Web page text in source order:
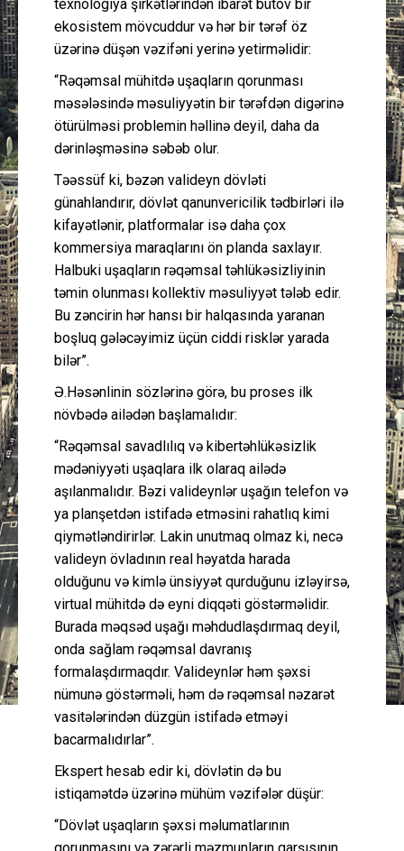
Gündəm
Cəmiyyət
Peşə etikası
texnologiya şirkətlərindən ibarət bütöv bir
ekosistem mövcuddur və hər bir tərəf öz
üzərinə düşən vəzifəni yerinə yetirməlidir:
“Rəqəmsal mühitdə uşaqların qorunması
məsələsində məsuliyyətin bir tərəfdən digərinə
ötürülməsi problemin həllinə deyil, daha da
dərinləşməsinə səbəb olur.
Təəssüf ki, bəzən valideyn dövləti
günahlandırır, dövlət qanunvericilik tədbirləri ilə
kifayətlənir, platformalar isə daha çox
kommersiya maraqlarını ön planda saxlayır.
Halbuki uşaqların rəqəmsal təhlükəsizliyinin
təmin olunması kollektiv məsuliyyət tələb edir.
Bu zəncirin hər hansı bir halqasında yaranan
boşluq gələcəyimiz üçün ciddi risklər yarada
bilər”.
Ə.Həsənlinin sözlərinə görə, bu proses ilk
növbədə ailədən başlamalıdır:
“Rəqəmsal savadlılıq və kibertəhlükəsizlik
mədəniyyəti uşaqlara ilk olaraq ailədə
aşılanmalıdır. Bəzi valideynlər uşağın telefon və
ya planşetdən istifadə etməsini rahatlıq kimi
qiymətləndirirlər. Lakin unutmaq olmaz ki, necə
valideyn övladının real həyatda harada
olduğunu və kimlə ünsiyyət qurduğunu izləyirsə,
virtual mühitdə də eyni diqqəti göstərməlidir.
Burada məqsəd uşağı məhdudlaşdırmaq deyil,
onda sağlam rəqəmsal davranış
formalaşdırmaqdır. Valideynlər həm şəxsi
nümunə göstərməli, həm də rəqəmsal nəzarət
vasitələrindən düzgün istifadə etməyi
bacarmalıdırlar”.
Ekspert hesab edir ki, dövlətin də bu
istiqamətdə üzərinə mühüm vəzifələr düşür:
“Dövlət uşaqların şəxsi məlumatlarının